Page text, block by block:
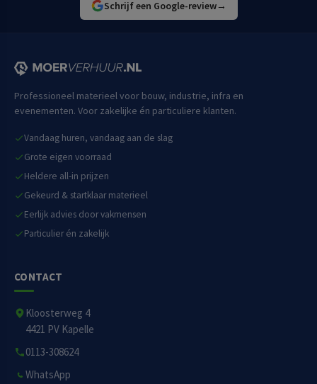
Schrijf een Google-review→
Professioneel materieel voor bouw, industrie, infra en
evenementen. Voor zakelijke én particuliere klanten.
Vandaag huren, vandaag aan de slag
Grote eigen voorraad
Heldere all-in prijzen
Gekeurd & startklaar materieel
Eerlijk advies door vakmensen
Particulier én zakelijk
CONTACT
Kloosterweg 4
4421 PV Kapelle
0113-308624
WhatsApp